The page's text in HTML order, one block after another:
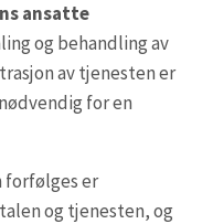
ansatte
og behandling av
av tjenesten er
for en
forfølges er
og tjenesten, og